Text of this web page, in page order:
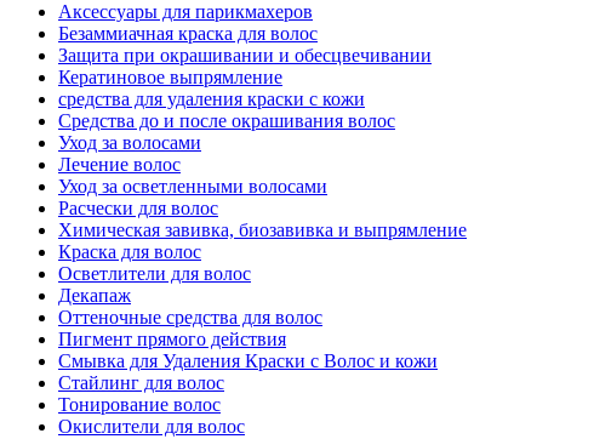
Аксессуары для парикмахеров
Безаммиачная краска для волос
Защита при окрашивании и обесцвечивании
Кератиновое выпрямление
средства для удаления краски с кожи
Средства до и после окрашивания волос
Уход за волосами
Лечение волос
Уход за осветленными волосами
Расчески для волос
Химическая завивка, биозавивка и выпрямление
Краска для волос
Осветлители для волос
Декапаж
Оттеночные средства для волос
Пигмент прямого действия
Смывка для Удаления Краски с Волос и кожи
Стайлинг для волос
Тонирование волос
Окислители для волос